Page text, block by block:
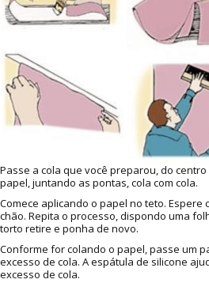
Passe a cola que você preparou, do
papel, juntando as pontas, cola com cola.
Comece aplicando o papel no teto.
chão. Repita o processo, dispondo uma
torto retire e ponha de novo.
Conforme for colando o papel, passe um
excesso de cola. A espátula de silicone
excesso de cola.